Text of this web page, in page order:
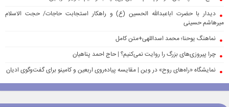
دیدار با حضرت اباعبدالله الحسین (ع) و راهکار استجابت حاجات/ حجت الاسلام
میرهاشم حسینی
نماهنگ یوحنا؛ محمد اسداللهی+متن کامل
چرا پیروزی‌های بزرگ را روایت نمی‌کنیم؟ | حاج احمد پناهیان
نمایشگاه «راه‌های روح» در وین | مقایسه پیاده‌روی اربعین و کامینو برای گفت‌وگوی ادیان